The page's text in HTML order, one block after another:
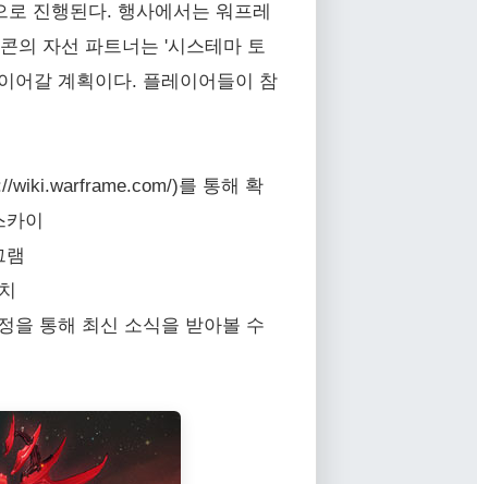
진행된다. 행사에서는 워프레
의 자선 파트너는 '시스테마 토
어갈 계획이다. 플레이어들이 참
wiki.warframe.com/)를 통해 확
이
램
을 통해 최신 소식을 받아볼 수